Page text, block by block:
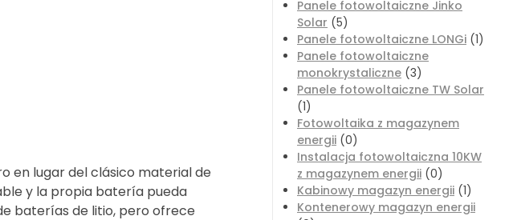
en lugar del clásico material de
y la propia batería pueda
baterías de litio, pero ofrece
Panele fotowoltaiczne Jinko
Solar (5)
Panele fotowoltaiczne LONGi (1)
Panele fotowoltaiczne
monokrystaliczne (3)
Panele fotowoltaiczne TW Solar
(1)
Fotowoltaika z magazynem
energii (0)
Instalacja fotowoltaiczna 10KW
z magazynem energii (0)
Kabinowy magazyn energii (1)
Kontenerowy magazyn energii